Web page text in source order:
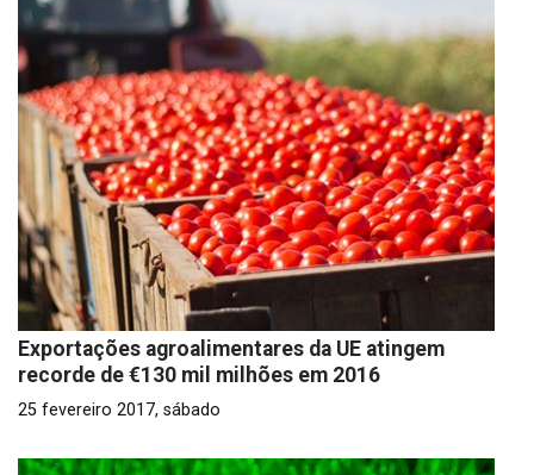
Exportações agroalimentares da UE atingem
recorde de €130 mil milhões em 2016
25 fevereiro 2017, sábado